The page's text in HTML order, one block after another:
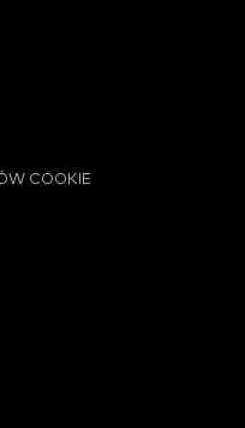
COOKIE